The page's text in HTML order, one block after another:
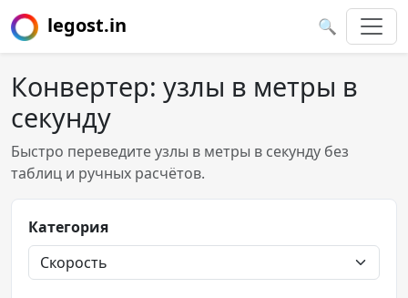
legost.in 🔍
Конвертер: узлы в метры в
секунду
Быстро переведите узлы в метры в секунду без
таблиц и ручных расчётов.
Категория